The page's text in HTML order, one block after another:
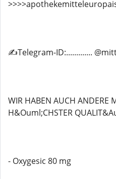
✍️Telegram-ID:.............
WIR HABEN AUCH ANDERE
H&Ouml;CHSTER
- Oxygesic 80 mg